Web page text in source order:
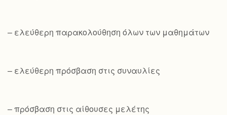
– ελεύθερη παρακολούθηση όλων των μαθημάτων
– ελεύθερη πρόσβαση στις συναυλίες
– πρόσβαση στις αίθουσες μελέτης